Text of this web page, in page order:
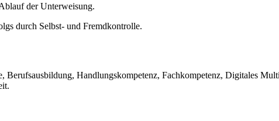
der Unterweisung.
durch Selbst- und Fremdkontrolle.
Handlungskompetenz, Fachkompetenz, Digitales